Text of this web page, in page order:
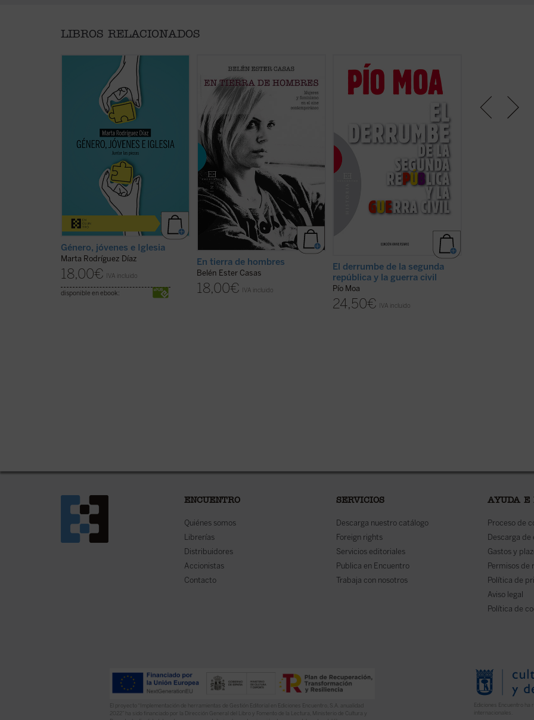
LIBROS RELACIONADOS
Alrededor del género se ha
abierto una enorme brecha que
separa a padres e hijos, nietos y
abuelos. No hay quien se entienda
y se escuche. En las familias es
motivo de disputa, los hijos no se
sienten acogidos y los padres se
frustran ante ideas tan
desconocidas para ellos.
jóvenes e iglesia ...(ver ficha)
Género, jóvenes e Iglesia
Marta Rodríguez Díaz
18,00€ IVA incluido
disponible en ebook:
¿Cómo ha cambiado, desde los
revolucionarios 60, el personaje
femenino en el cine?
En tierra de hombres. Mujeres y
feminismo en el cine
contemporáneopresenta un
análisis profundo y sin prejuicios
de las claves de la «nueva mujer»
del cine de hoy....(ver ficha)
En tierra de hombres
Belén Ester Casas
18,00€ IVA incluido
¿Llegó la Guerra Civil española
por una amenaza fascista a la que
se vio obligada a resistir la
revolucionario que la derecha
hubo de repeler? ¿Quién comenzó
la guerra? ¿Qué papel tuvo en ello
la revuelta de Asturias? Este libro
fundamental de Pío Moa, el autor
que más ha ...
(ver ficha)
El derrumbe de la segunda
república y la guerra civil
Pío Moa
24,50€ IVA incluido
esclarecedor
por uno de los
más han
ENCUENTRO
Quiénes somos
Librerías
Distribuidores
Accionistas
Contacto
SERVICIOS
Descarga nuestro catálogo
Foreign rights
Servicios editoriales
Publica en Encuentro
Trabaja con nosotros
AYUDA E
Proceso de
Descarga de
Gastos y
Permisos de
Política de
Aviso legal
Política de
El proyecto “Implementación de herramientas de Gestión Editorial en Ediciones Encuentro, S.A. anualidad
2022” ha sido financiado por la Dirección General del Libro y Fomento de la Lectura, Ministerio de Cultura y
Ediciones Encuentro